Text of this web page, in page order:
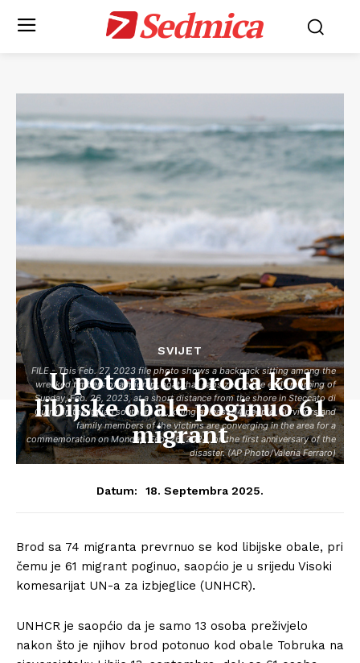
Sedmica
FILE - This Feb. 27, 2023 file photo shows a backpack sitting among the
wrecked timbers of a migrant boat that capsized in the early morning of
Sunday, Feb. 26, 2023, at a short distance from the shore in Steccato di
Cutro, in the Italian southern tip, killing at least 94 people. Survivors and
family members of the victims are converging in the area for a
commemoration on Monday, Feb. 26, 2024, on the first anniversary of the
disaster. (AP Photo/Valeria Ferraro)
SVIJET
U potonuću broda kod
libijske obale poginuo 61
migrant
Datum: 18. Septembra 2025.
Brod sa 74 migranta prevrnuo se kod libijske obale, pri
čemu je 61 migrant poginuo, saopćio je u srijedu Visoki
komesarijat UN-a za izbjeglice (UNHCR).
UNHCR je saopćio da je samo 13 osoba preživjelo
nakon što je njihov brod potonuo kod obale Tobruka na